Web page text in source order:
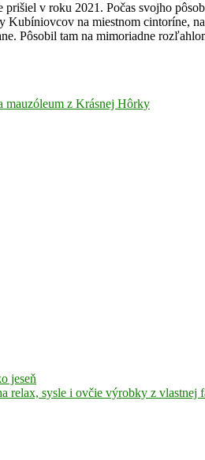
v roku 2021. Počas svojho
Kubíniovcov na miestnom cintoríne,
Pôsobil tam na mimoriadne
mauzóleum z Krásnej Hôrky
jeseň
relax, sysle i ovčie výrobky z vlastnej